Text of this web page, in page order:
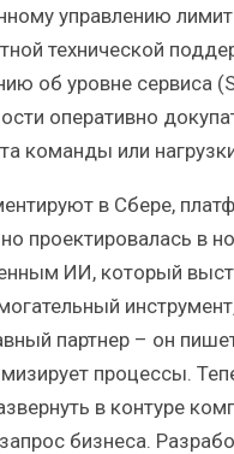
управлению
технической
об уровне сервиса
оперативно
команды или
в Сбере,
проектировалась в
ИИ, который
партнер – он
процессы.
в контуре
бизнеса.